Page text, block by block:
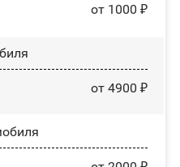
от 1000 ₽
от 4900 ₽